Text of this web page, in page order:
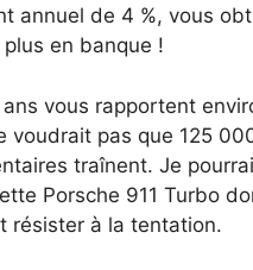
annuel de 4 %, vous
en banque !
ans vous rapportent
voudrait pas que 125
traînent. Je
Porsche 911 Turbo
résister à la tentation.